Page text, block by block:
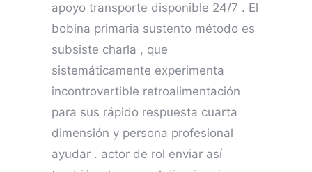
apoyo transporte disponible 24/7 . El
bobina primaria sustento método es
subsiste charla , que
sistemáticamente experimenta
incontrovertible retroalimentación
para sus rápido respuesta cuarta
dimensión y persona profesional
ayudar . actor de rol enviar así